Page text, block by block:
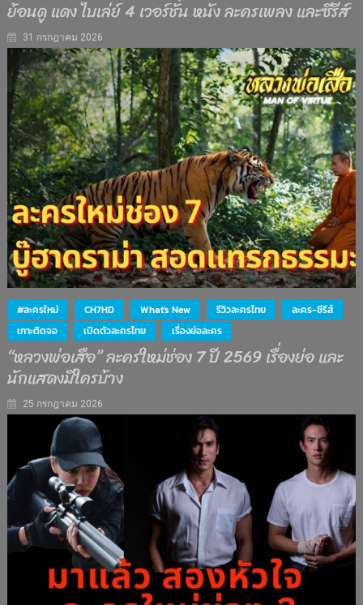
ย้อนดู แดง ไบเล่ย์ 4 เวอร์ชั่น หนัง ละครเพลง และซีรีส์
31 กรกฎาคม 2026
#ละครใหม่ CH7HD What's New รีวิวละครไทย
ละคร-ซีรีส์
เกาะติดจอ
เปิดตัวละครไทย เรื่องย่อละคร
“หลวงพ่อเสือ” ละครใหม่ช่อง 7 ปี 2569 เรื่องย่อ และ
นักแสดงมีใครบ้าง
25 กรกฎาคม 2026